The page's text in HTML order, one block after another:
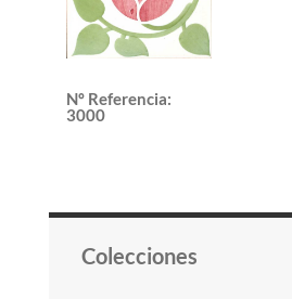
Nº Referencia:
3000
Colecciones